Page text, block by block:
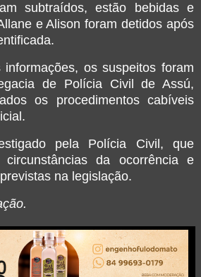
subtraídos, estão bebidas e
e Alison foram detidos após
os suspeitos foram
de Polícia Civil de Assú,
os procedimentos cabíveis
pela Polícia Civil, que
da ocorrência e
na legislação.